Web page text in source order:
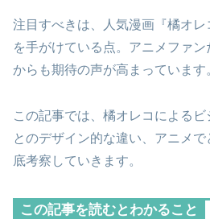
注目すべきは、人気漫画『橘オ
を手がけている点。アニメファ
からも期待の声が高まっています
この記事では、橘オレコによる
とのデザイン的な違い、アニメ
底考察していきます。
この記事を読むとわかること